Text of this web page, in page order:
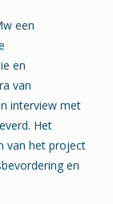
een
en
van
interview met
Het
van het project
en